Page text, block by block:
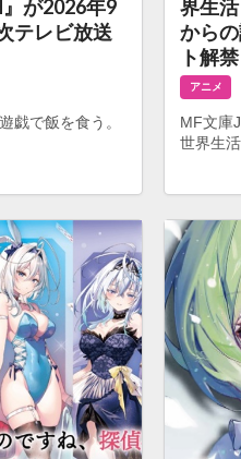
が2026年9
テレビ放送
戯で飯を食う。
界生
から
ト解禁
アニメ
MF文庫
世界生